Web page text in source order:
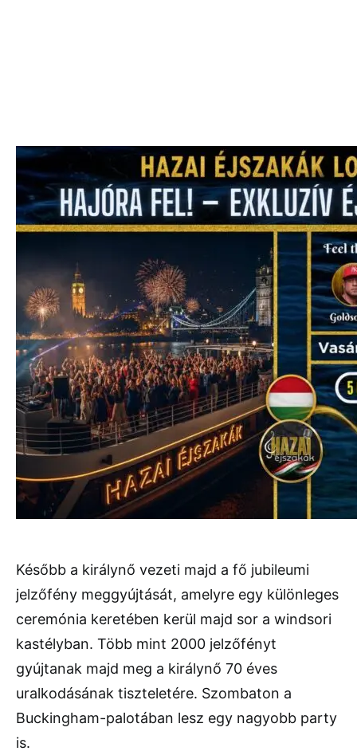
Később a királynő vezeti majd a fő jubileumi
jelzőfény meggyújtását, amelyre egy különleges
ceremónia keretében kerül majd sor a windsori
kastélyban. Több mint 2000 jelzőfényt
gyújtanak majd meg a királynő 70 éves
uralkodásának tiszteletére. Szombaton a
Buckingham-palotában lesz egy nagyobb party
is.